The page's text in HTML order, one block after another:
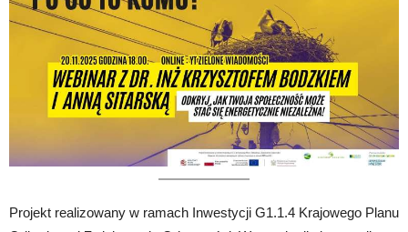
Projekt realizowany w ramach Inwestycji G1.1.4 Krajowego Planu